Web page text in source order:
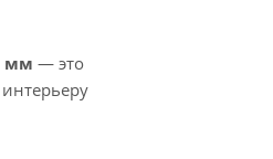
мм — это